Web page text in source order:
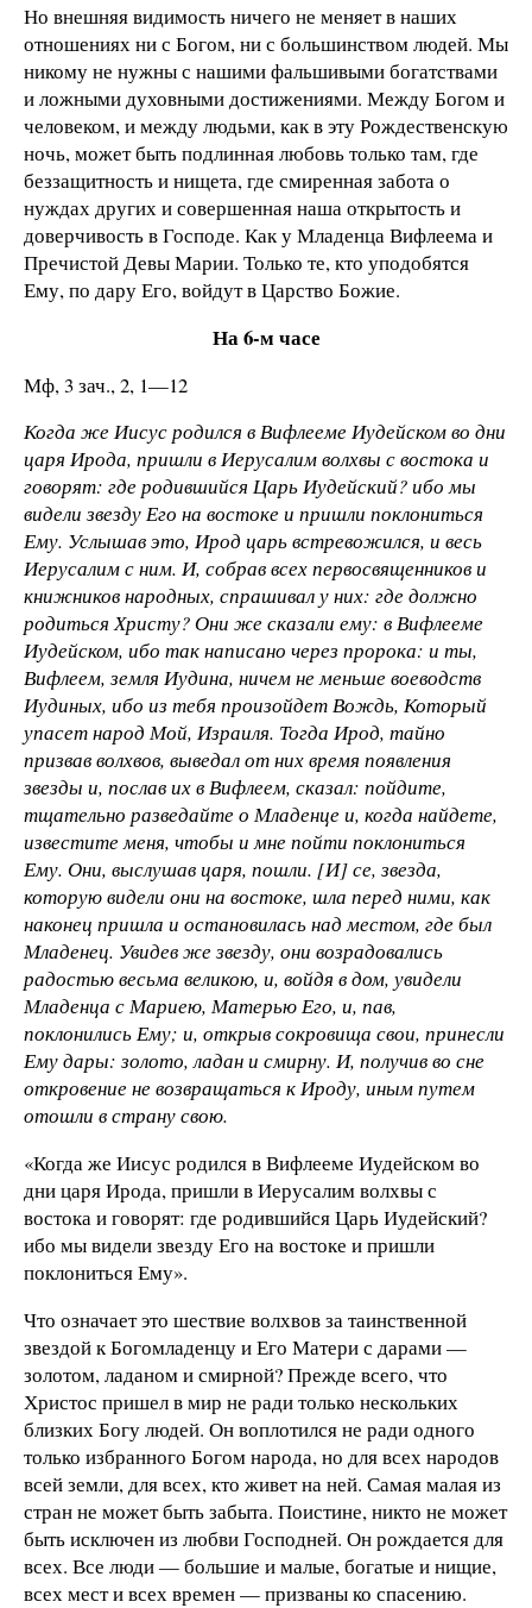
Но внешняя видимость ничего не меняет в наших
отношениях ни с Богом, ни с большинством людей. Мы
никому не нужны с нашими фальшивыми богатствами
и ложными духовными достижениями. Между Богом и
человеком, и между людьми, как в эту Рождественскую
ночь, может быть подлинная любовь только там, где
беззащитность и нищета, где смиренная забота о
нуждах других и совершенная наша открытость и
доверчивость в Господе. Как у Младенца Вифлеема и
Пречистой Девы Марии. Только те, кто уподобятся
Ему, по дару Его, войдут в Царство Божие.
На 6-м часе
Мф, 3 зач., 2, 1—12
Когда же Иисус родился в Вифлееме Иудейском во дни
царя Ирода, пришли в Иерусалим волхвы с востока и
говорят: где родившийся Царь Иудейский? ибо мы
видели звезду Его на востоке и пришли поклониться
Ему. Услышав это, Ирод царь встревожился, и весь
Иерусалим с ним. И, собрав всех первосвященников и
книжников народных, спрашивал у них: где должно
родиться Христу? Они же сказали ему: в Вифлееме
Иудейском, ибо так написано через пророка: и ты,
Вифлеем, земля Иудина, ничем не меньше воеводств
Иудиных, ибо из тебя произойдет Вождь, Который
упасет народ Мой, Израиля. Тогда Ирод, тайно
призвав волхвов, выведал от них время появления
звезды и, послав их в Вифлеем, сказал: пойдите,
тщательно разведайте о Младенце и, когда найдете,
известите меня, чтобы и мне пойти поклониться
Ему. Они, выслушав царя, пошли. [И] се, звезда,
которую видели они на востоке, шла перед ними, как
наконец пришла и остановилась над местом, где был
Младенец. Увидев же звезду, они возрадовались
радостью весьма великою, и, войдя в дом, увидели
Младенца с Мариею, Матерью Его, и, пав,
поклонились Ему; и, открыв сокровища свои, принесли
Ему дары: золото, ладан и смирну. И, получив во сне
откровение не возвращаться к Ироду, иным путем
отошли в страну свою.
«Когда же Иисус родился в Вифлееме Иудейском во
дни царя Ирода, пришли в Иерусалим волхвы с
востока и говорят: где родившийся Царь Иудейский?
ибо мы видели звезду Его на востоке и пришли
поклониться Ему».
Что означает это шествие волхвов за таинственной
звездой к Богомладенцу и Его Матери с дарами —
золотом, ладаном и смирной? Прежде всего, что
Христос пришел в мир не ради только нескольких
близких Богу людей. Он воплотился не ради одного
только избранного Богом народа, но для всех народов
всей земли, для всех, кто живет на ней. Самая малая из
стран не может быть забыта. Поистине, никто не может
быть исключен из любви Господней. Он рождается для
всех. Все люди — большие и малые, богатые и нищие,
всех мест и всех времен — призваны ко спасению.